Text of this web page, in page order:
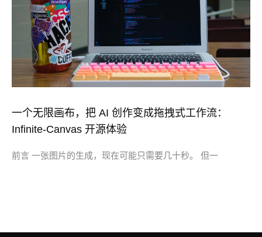
一个无限画布，把 AI 创作变成拖拽式工作流：
Infinite-Canvas 开源体验
前言 一张图片的生成，现在可能只需要几十秒。 但一